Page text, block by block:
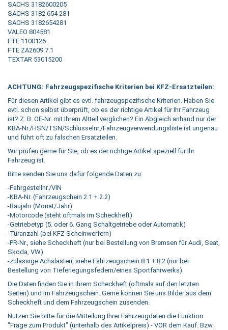
SACHS 3182600205
SACHS 3182 654 281
SACHS 3182654281
VALEO 804581
FTE 1100126
FTE ZA2609.7.1
TEXTAR 53015200
ACHTUNG: Fahrzeugspezifische Kriterien bei KFZ-Ersatzteilen:
Für diesen Artikel gibt es evtl. fahrzeugspezifische Kriterien. Haben Sie
evtl. schon selbst überprüft, ob es der richtige Artikel für Ihr Fahrzeug
ist? Z. B. OE-Nr. mit Ihrem Altteil verglichen? Ein Abgleich anhand nur der
KBA-Nr./HSN/TSN/Schlüsselnr./Fahrzeugverwendungsliste ist ungenau
und führt oft zu falschen Ersatzteilen.
Wir prüfen gerne für Sie, ob es der richtige Artikel speziell für Ihr
Fahrzeug ist.
Bitte senden Sie uns dafür folgende Daten zu:
-Fahrgestellnr./VIN
-KBA-Nr. (Fahrzeugschein 2.1 + 2.2)
-Baujahr (Monat/Jahr)
-Motorcode (steht oftmals im Scheckheft)
-Getriebetyp (5. oder 6. Gang Schaltgetriebe oder Automatik)
-Türanzahl (bei KFZ Scheinwerfern)
-PR-Nr., siehe Scheckheft (nur bei Bestellung von Bremsen für Audi, Seat,
Skoda, VW)
-zulässige Achslasten, siehe Fahrzeugschein 8.1 + 8.2 (nur bei
Bestellung von Tieferlegungsfedern/eines Sportfahrwerks)
Die Daten finden Sie in Ihrem Scheckheft (oftmals auf den letzten
Seiten) und im Fahrzeugschein. Gerne können Sie uns Bilder aus dem
Scheckheft und dem Fahrzeugschein zusenden.
Nutzen Sie bitte für die Mitteilung Ihrer Fahrzeugdaten die Funktion
"Frage zum Produkt" (unterhalb des Artikelpreis) - VOR dem Kauf. Bzw.